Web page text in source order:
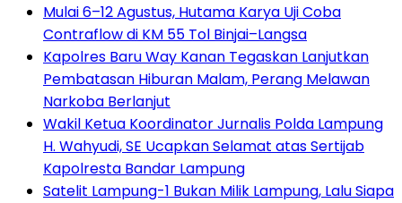
Mulai 6–12 Agustus, Hutama Karya Uji Coba
Contraflow di KM 55 Tol Binjai–Langsa
Kapolres Baru Way Kanan Tegaskan Lanjutkan
Pembatasan Hiburan Malam, Perang Melawan
Narkoba Berlanjut
Wakil Ketua Koordinator Jurnalis Polda Lampung
H. Wahyudi, SE Ucapkan Selamat atas Sertijab
Kapolresta Bandar Lampung
Satelit Lampung-1 Bukan Milik Lampung, Lalu Siapa